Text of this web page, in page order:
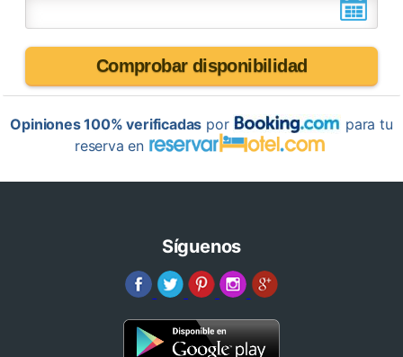
Comprobar disponibilidad
Opiniones 100% verificadas por
para tu
reserva en
Síguenos